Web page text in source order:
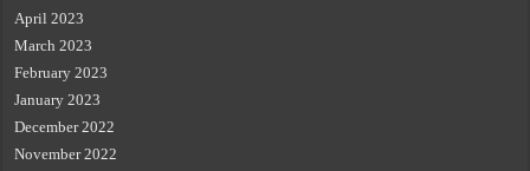
April 2023
March 2023
February 2023
January 2023
December 2022
November 2022